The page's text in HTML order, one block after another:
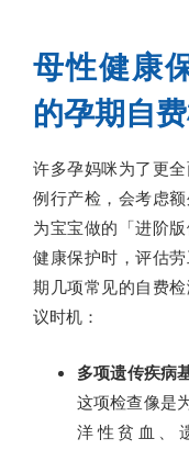
母性健康
的孕期自
许多孕妈咪为了更
例行产检，会考虑
为宝宝做的「进阶
健康保护时，评估
期几项常见的自费
议时机：
多项遗传疾病
这项检查像是
洋性贫血、